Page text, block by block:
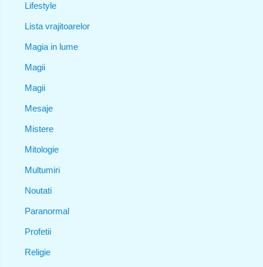
Lifestyle
Lista vrajitoarelor
Magia in lume
Magii
Magii
Mesaje
Mistere
Mitologie
Multumiri
Noutati
Paranormal
Profetii
Religie